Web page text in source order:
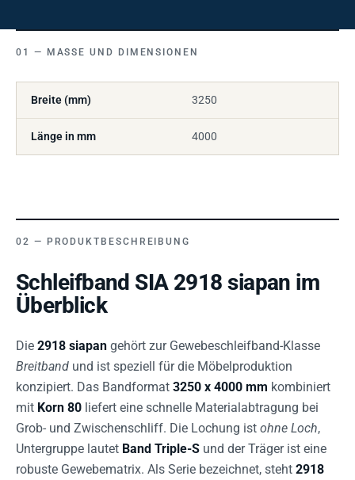
MASSE UND DIMENSIONEN
Breite (mm) 3250
Länge in mm 4000
PRODUKTBESCHREIBUNG
Schleifband SIA 2918 siapan im
Überblick
Die 2918 siapan gehört zur Gewebeschleifband-Klasse
Breitband und ist speziell für die Möbelproduktion
konzipiert. Das Bandformat 3250 x 4000 mm kombiniert
mit Korn 80 liefert eine schnelle Materialabtragung bei
Grob- und Zwischenschliff. Die Lochung ist ohne Loch,
Untergruppe lautet Band Triple-S und der Träger ist eine
robuste Gewebematrix. Als Serie bezeichnet, steht 2918